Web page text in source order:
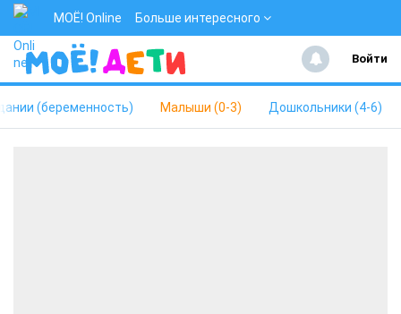
МОЁ! Online Больше интересного
Войти
(беременность) Малыши (0-3) Дошкольники (4-6)